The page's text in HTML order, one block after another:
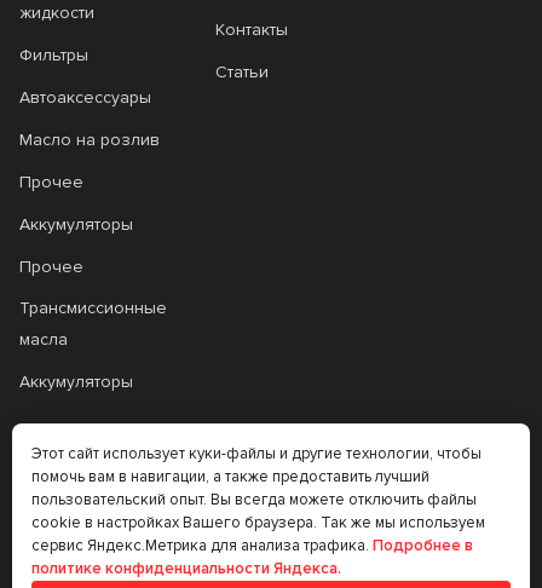
жидкости
Фильтры
Автоаксессуары
Масло на розлив
Прочее
Аккумуляторы
Прочее
Трансмиссионные
масла
Аккумуляторы
Контакты
Статьи
+7 (383) 335-77-99
rtt@m-masel.ru
© 2020-2026
Этот сайт использует куки-файлы и другие технологии, чтобы
помочь вам в навигации, а также предоставить лучший
пользовательский опыт. Вы всегда можете отключить файлы
cookie в настройках Вашего браузера. Так же мы используем
сервис Яндекс.Метрика для анализа трафика. Подробнее в
политике конфиденциальности Яндекса.